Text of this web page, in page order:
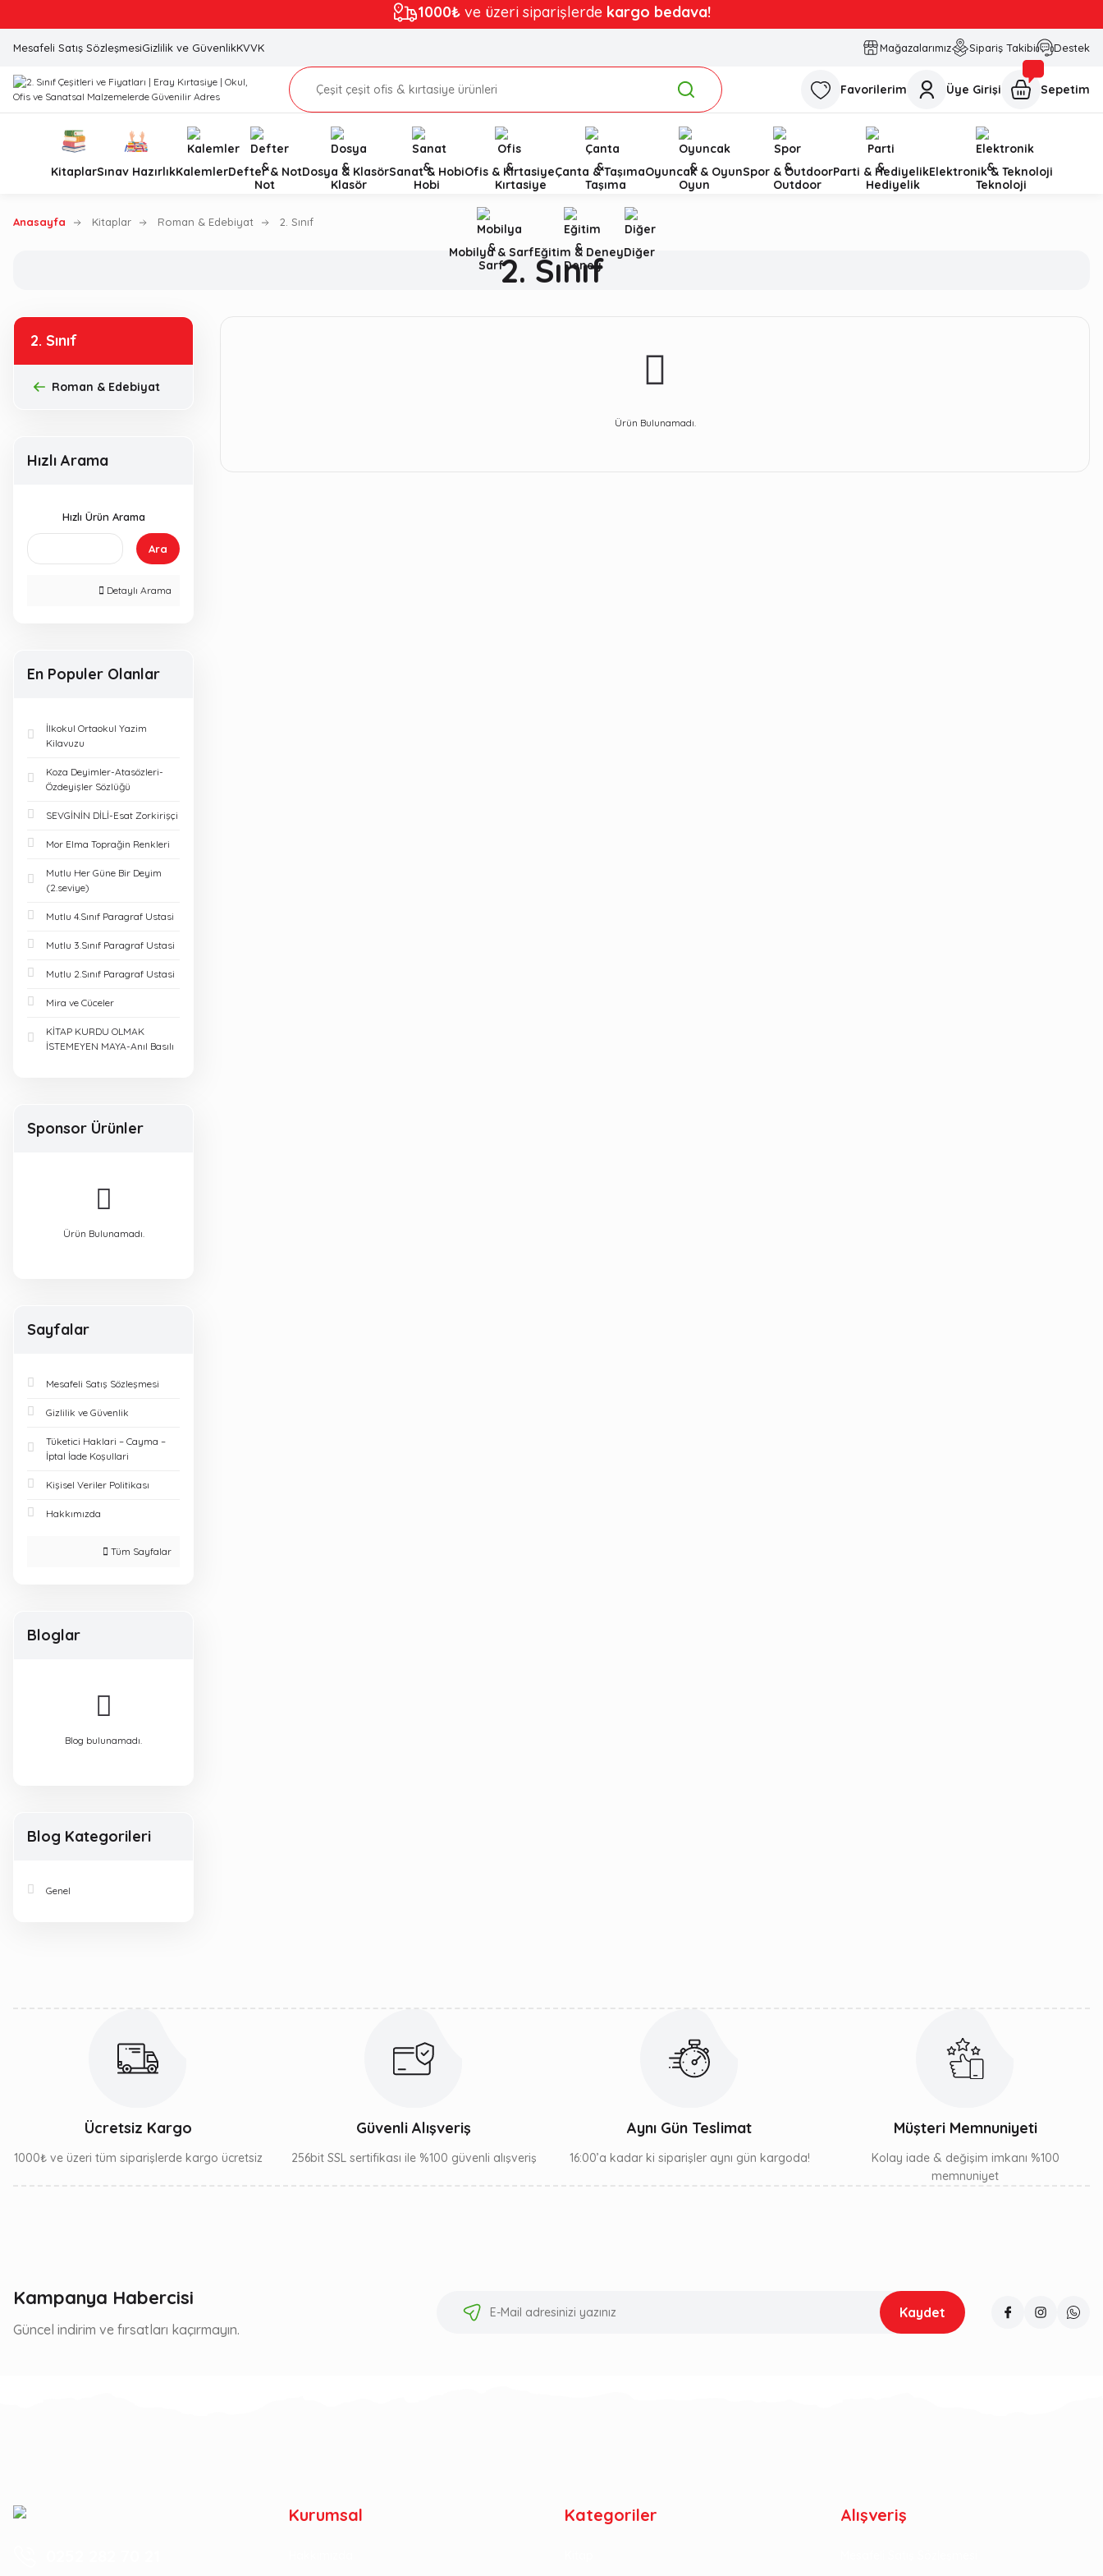
1000₺ve üzeri siparişlerde kargo bedava!
Mesafeli Satış SözleşmesiGizlilik ve GüvenlikKVVK Mağazalarımız Sipariş Takibi Destek
Favorilerim Üye Girişi Sepetim
KitaplarSınav HazırlıkKalemlerDefter & NotDosya & KlasörSanat & HobiOfis & KırtasiyeÇanta & TaşımaOyuncak & OyunSpor & OutdoorParti & HediyelikElektronik & Teknoloji
Mobilya & SarfEğitim & DeneyDiğer
Anasayfa Kitaplar Roman & Edebiyat 2. Sınıf
2. Sınıf
2. Sınıf
Roman & Edebiyat
Hızlı Arama
Hızlı Ürün Arama
Ara
Detaylı Arama
En Populer Olanlar
İlkokul Ortaokul Yazim
Kilavuzu
Koza Deyimler-Atasözleri-
Özdeyişler Sözlüğü
SEVGİNİN DİLİ-Esat Zorkirişçi
Mor Elma Toprağin Renkleri
Mutlu Her Güne Bir Deyim
(2.seviye)
Mutlu 4.Sınıf Paragraf Ustasi
Mutlu 3.Sınıf Paragraf Ustasi
Mutlu 2.Sınıf Paragraf Ustasi
Mira ve Cüceler
KİTAP KURDU OLMAK
İSTEMEYEN MAYA-Anıl Basılı
Sponsor Ürünler
Ürün Bulunamadı.
Sayfalar
Mesafeli Satış Sözleşmesi
Gizlilik ve Güvenlik
Tüketici Haklari – Cayma –
İptal İade Koşullari
Kişisel Veriler Politikası
Hakkımızda
Tüm Sayfalar
Bloglar
Blog bulunamadı.
Blog Kategorileri
Genel
Ürün Bulunamadı.
Ücretsiz Kargo
1000₺ ve üzeri tüm siparişlerde kargo ücretsiz
Güvenli Alışveriş
256bit SSL sertifikası ile %100 güvenli alışveriş
Aynı Gün Teslimat
16:00’a kadar ki siparişler aynı gün kargoda!
Müşteri Memnuniyeti
Kolay iade & değişim imkanı %100
memnuniyet
Kampanya Habercisi
Güncel indirim ve fırsatları kaçırmayın.
Kaydet
Kurumsal Kategoriler Alışveriş